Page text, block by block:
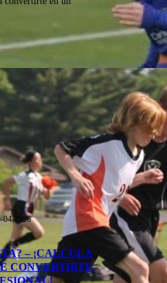
04-2026
– ¡CALCULA
CONVERTIRTE